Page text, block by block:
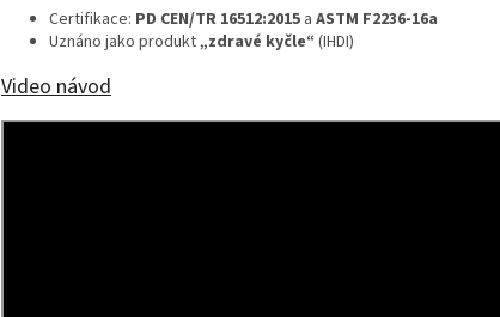
Certifikace: PD CEN/TR 16512:2015 a ASTM F2236‑16a
Uznáno jako produkt„zdravé kyčle“ (IHDI)
Video návod